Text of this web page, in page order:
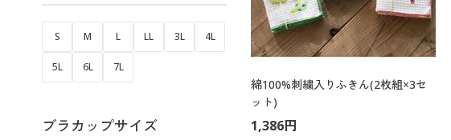
綿100%刺繍入りふきん(2枚組×3セ
ット)
1,386円
S M L LL 3L 4L
5L 6L 7L
ブラカップサイズ